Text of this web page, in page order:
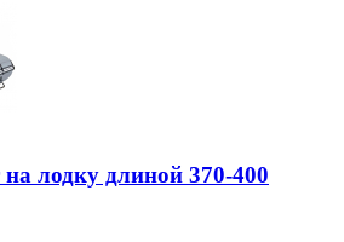
лодку длиной 370-400